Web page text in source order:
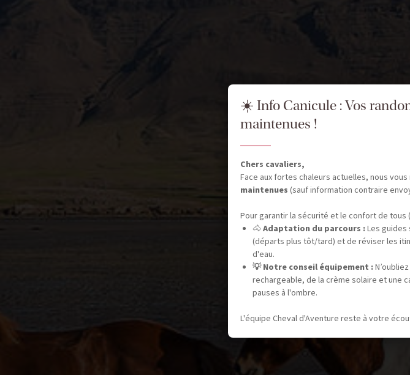
☀️ Info Canicule : Vos
maintenues !
Chers cavaliers,
Face aux fortes chaleurs actuelles, nous vous
maintenues (sauf information contraire
Pour garantir la sécurité et le confort de tous
🐴 Adaptation du parcours :Les guides
(départs plus tôt/tard) et de réviser les
d'eau.
💡 Notre conseil équipement :
rechargeable, de la crème solaire et une
pauses à l'ombre.
L'équipe Cheval d'Aventure reste à votre